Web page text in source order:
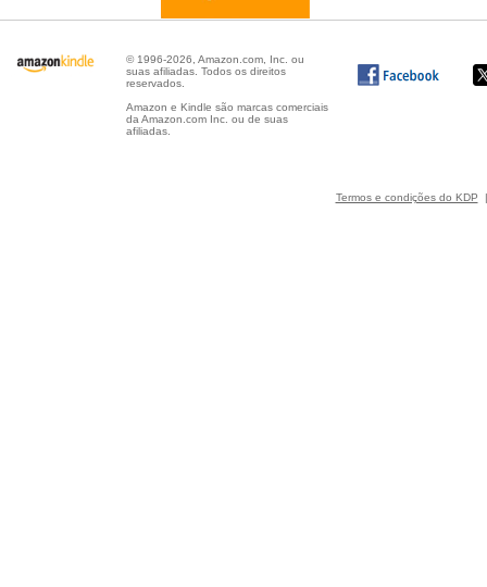
© 1996-2026, Amazon.com, Inc. ou
suas afiliadas. Todos os direitos
reservados.
Amazon e Kindle são marcas comerciais
da Amazon.com Inc. ou de suas
afiliadas.
Termos e condições do KDP